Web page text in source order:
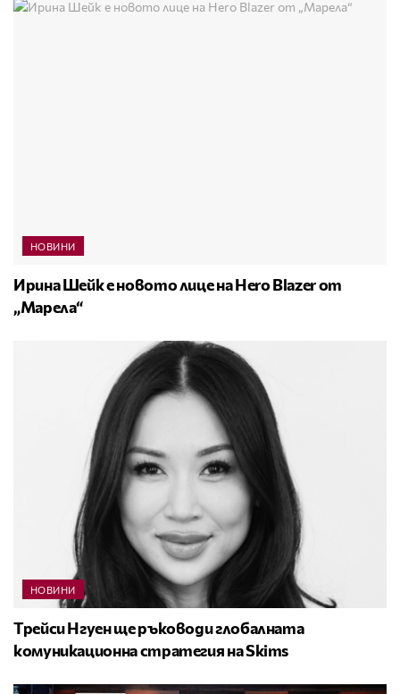
НОВИНИ
Ирина Шейк е новото лице на Hero Blazer от
„Марела“
НОВИНИ
Трейси Нгуен ще ръководи глобалната
комуникационна стратегия на Skims